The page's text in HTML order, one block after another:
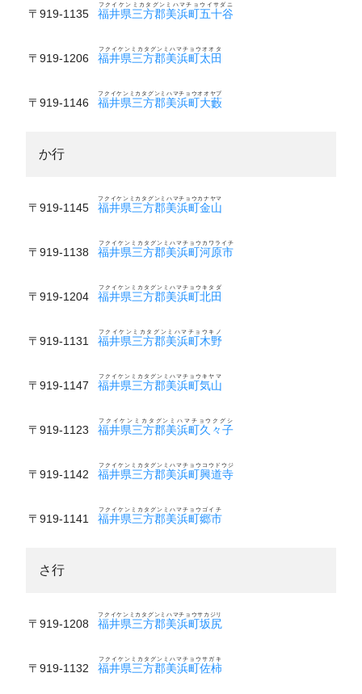
〒919-1135 福井県三方郡美浜町五十谷
フクイケンミカタグンミハマチョウイサダニ
〒919-1206 福井県三方郡美浜町太田
フクイケンミカタグンミハマチョウオオタ
〒919-1146 福井県三方郡美浜町大藪
フクイケンミカタグンミハマチョウオオヤブ
か行
〒919-1145 福井県三方郡美浜町金山
フクイケンミカタグンミハマチョウカナヤマ
〒919-1138 福井県三方郡美浜町河原市
フクイケンミカタグンミハマチョウカワライチ
〒919-1204 福井県三方郡美浜町北田
フクイケンミカタグンミハマチョウキタダ
〒919-1131 福井県三方郡美浜町木野
フクイケンミカタグンミハマチョウキノ
〒919-1147 福井県三方郡美浜町気山
フクイケンミカタグンミハマチョウキヤマ
〒919-1123 福井県三方郡美浜町久々子
フクイケンミカタグンミハマチョウクグシ
〒919-1142 福井県三方郡美浜町興道寺
フクイケンミカタグンミハマチョウコウドウジ
〒919-1141 福井県三方郡美浜町郷市
フクイケンミカタグンミハマチョウゴイチ
さ行
〒919-1208 福井県三方郡美浜町坂尻
フクイケンミカタグンミハマチョウサカジリ
〒919-1132 福井県三方郡美浜町佐柿
フクイケンミカタグンミハマチョウサガキ